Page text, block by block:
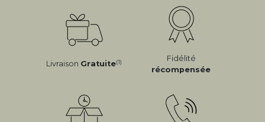
Livraison Gratuite(1)
Fidélité
récompensée